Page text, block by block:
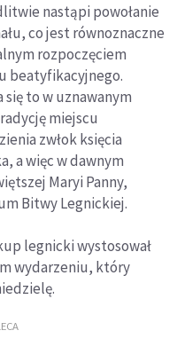
nastąpi powołanie
co jest równoznaczne
rozpoczęciem
beatyfikacyjnego.
się to w uznawanym
miejscu
zwłok księcia
a więc w dawnym
Maryi Panny,
Bitwy Legnickiej.
legnicki wystosował
wydarzeniu, który